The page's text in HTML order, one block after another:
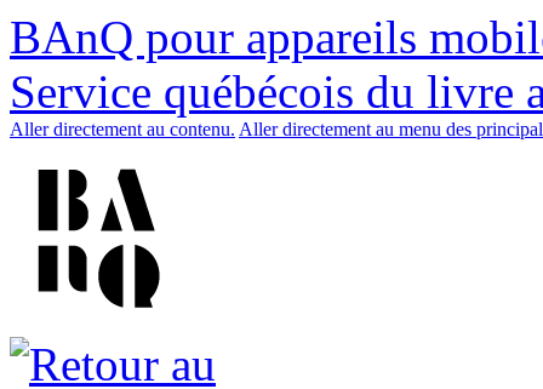
BAnQ pour appareils
Service québécois du livre
Aller directement au contenu. Aller directement au menu des